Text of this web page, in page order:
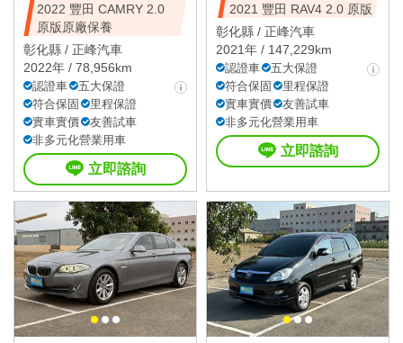
2022 豐田 CAMRY 2.0
原版原廠保養
彰化縣 / 正峰汽車
2022年 / 78,956km
認證車
五大保證
符合保固
里程保證
實車實價
友善試車
非多元化營業用車
立即諮詢
2021 豐田 RAV4 2.0 原版
彰化縣 / 正峰汽車
2021年 / 147,229km
認證車
五大保證
符合保固
里程保證
實車實價
友善試車
非多元化營業用車
立即諮詢